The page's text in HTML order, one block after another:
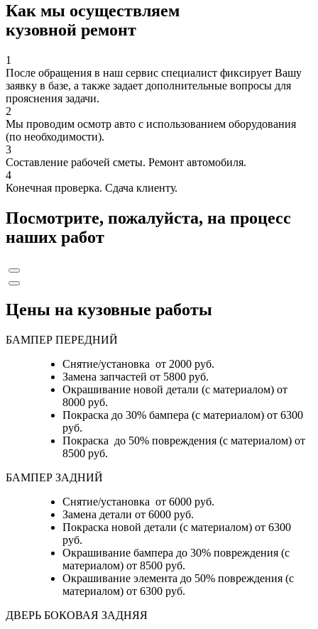
Как мы осуществляем
кузовной ремонт
1
После обращения в наш сервис специалист фиксирует Вашу
заявку в базе, а также задает дополнительные вопросы для
прояснения задачи.
2
Мы проводим осмотр авто с использованием оборудования
(по необходимости).
3
Составление рабочей сметы. Ремонт автомобиля.
4
Конечная проверка. Сдача клиенту.
Посмотрите, пожалуйста, на процесс
наших работ
Цены на кузовные работы
БАМПЕР ПЕРЕДНИЙ
Снятие/установка от 2000 руб.
Замена запчастей от 5800 руб.
Окрашивание новой детали (с материалом) от
8000 руб.
Покраска до 30% бампера (с материалом) от 6300
руб.
Покраска до 50% повреждения (с материалом) от
8500 руб.
БАМПЕР ЗАДНИЙ
Снятие/установка от 6000 руб.
Замена детали от 6000 руб.
Покраска новой детали (с материалом) от 6300
руб.
Окрашивание бампера до 30% повреждения (с
материалом) от 8500 руб.
Окрашивание элемента до 50% повреждения (с
материалом) от 6300 руб.
ДВЕРЬ БОКОВАЯ ЗАДНЯЯ